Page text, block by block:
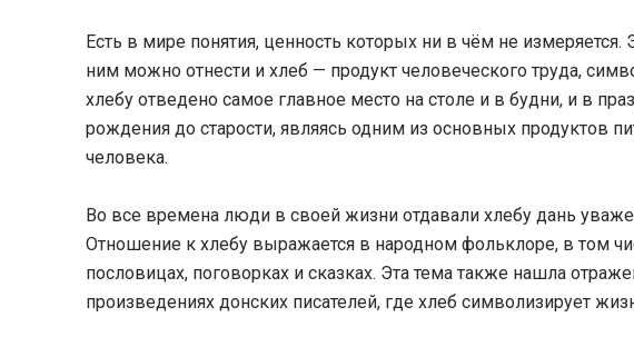
Есть в мире понятия, ценность которых ни в чём не измеряется.
ним можно отнести и хлеб — продукт человеческого труда,
хлебу отведено самое главное место на столе и в будни, и в
рождения до старости, являясь одним из основных продуктов
человека.
Во все времена люди в своей жизни отдавали хлебу дань
Отношение к хлебу выражается в народном фольклоре, в том
пословицах, поговорках и сказках. Эта тема также нашла
произведениях донских писателей, где хлеб символизирует